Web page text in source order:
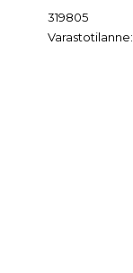
319805
Varastotilanne: